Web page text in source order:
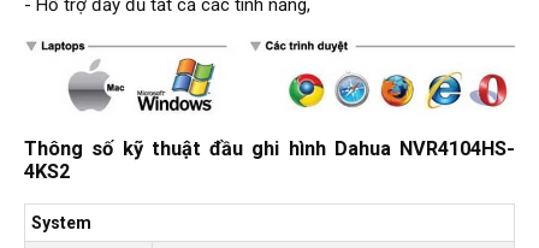
- Hỗ trợ đầy đủ tất cả các tính năng,
Thông số kỹ thuật đầu ghi hình Dahua NVR4104HS-
4KS2
System